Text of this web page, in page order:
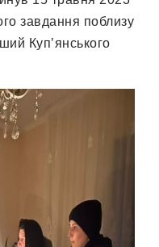
завдання поблизу
Купʼянського